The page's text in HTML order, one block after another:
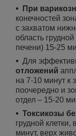
При
конечностей
с захватом
область
печени) 15-25
Для
отложений
на 7-10 минут к
поочередно и
отдел – 15-20
Токсикозы
грудной
минут, верх